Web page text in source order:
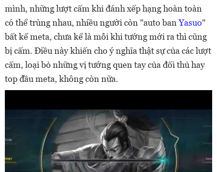
mình, những lượt cấm khi đánh xếp hạng hoàn toàn
có thể trùng nhau, nhiều người còn "auto banYasuo"
bất kể meta, chưa kể là mỗi khi tướng mới ra thì cũng
bị cấm. Điều này khiến cho ý nghĩa thật sự của các lượt
cấm, loại bỏ những vị tướng quen tay của đối thủ hay
top đầu meta, không còn nữa.